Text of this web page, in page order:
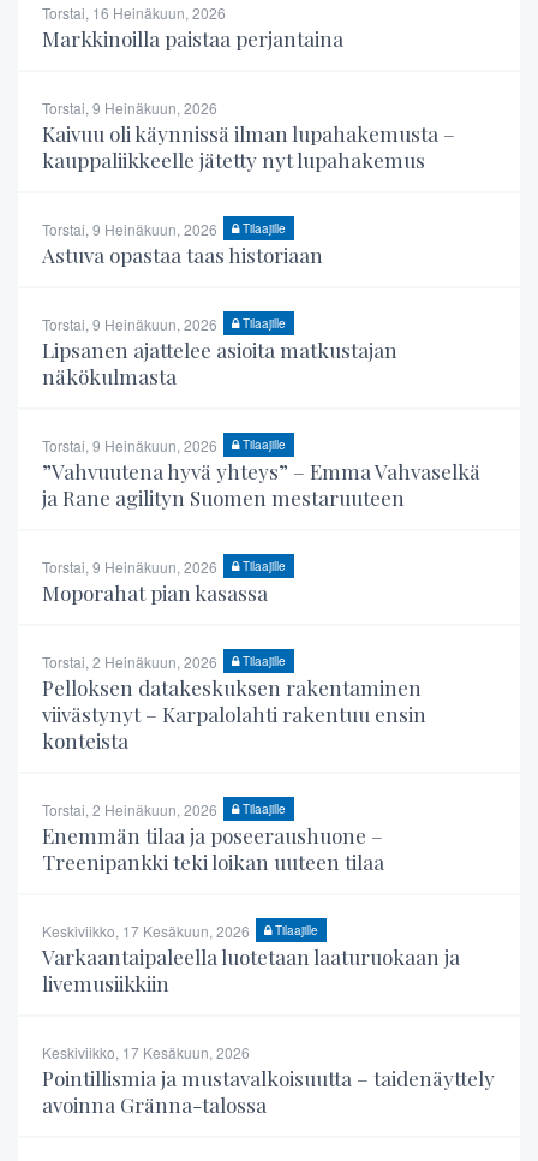
Torstai, 16 Heinäkuun, 2026
Markkinoilla paistaa perjantaina
Torstai, 9 Heinäkuun, 2026
Kaivuu oli käynnissä ilman lupahakemusta –
kauppaliikkeelle jätetty nyt lupahakemus
Torstai, 9 Heinäkuun, 2026 Tilaajille
Astuva opastaa taas historiaan
Torstai, 9 Heinäkuun, 2026 Tilaajille
Lipsanen ajattelee asioita matkustajan
näkökulmasta
Torstai, 9 Heinäkuun, 2026 Tilaajille
”Vahvuutena hyvä yhteys” – Emma Vahvaselkä
ja Rane agilityn Suomen mestaruuteen
Torstai, 9 Heinäkuun, 2026 Tilaajille
Moporahat pian kasassa
Torstai, 2 Heinäkuun, 2026 Tilaajille
Pelloksen datakeskuksen rakentaminen
viivästynyt – Karpalolahti rakentuu ensin
konteista
Torstai, 2 Heinäkuun, 2026 Tilaajille
Enemmän tilaa ja poseeraushuone –
Treenipankki teki loikan uuteen tilaa
Keskiviikko, 17 Kesäkuun, 2026 Tilaajille
Varkaantaipaleella luotetaan laaturuokaan ja
livemusiikkiin
Keskiviikko, 17 Kesäkuun, 2026
Pointillismia ja mustavalkoisuutta – taidenäyttely
avoinna Gränna-talossa